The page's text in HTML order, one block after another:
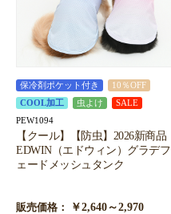
保冷剤ポケット付き
10％OFF
COOL加工
虫よけ SALE
PEW1094
【クール】【防虫】2026新商品
EDWIN（エドウィン）グラデフ
ェードメッシュタンク
販売価格： ￥2,640～2,970